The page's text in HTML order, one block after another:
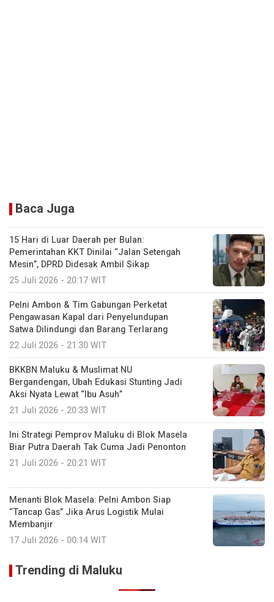
Baca Juga
15 Hari di Luar Daerah per Bulan:
Pemerintahan KKT Dinilai “Jalan Setengah
Mesin”, DPRD Didesak Ambil Sikap
25 Juli 2026 - 20:17 WIT
Pelni Ambon & Tim Gabungan Perketat
Pengawasan Kapal dari Penyelundupan
Satwa Dilindungi dan Barang Terlarang
22 Juli 2026 - 21:30 WIT
BKKBN Maluku & Muslimat NU
Bergandengan, Ubah Edukasi Stunting Jadi
Aksi Nyata Lewat “Ibu Asuh”
21 Juli 2026 - 20:33 WIT
Ini Strategi Pemprov Maluku di Blok Masela
Biar Putra Daerah Tak Cuma Jadi Penonton
21 Juli 2026 - 20:21 WIT
Menanti Blok Masela: Pelni Ambon Siap
“Tancap Gas” Jika Arus Logistik Mulai
Membanjir
17 Juli 2026 - 00:14 WIT
Trending di Maluku